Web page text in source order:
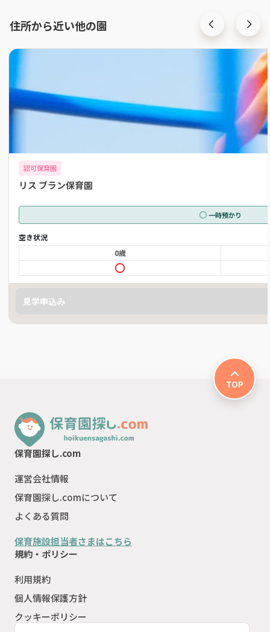
住所から近い他の園
認可保育園
リス ブラン保育園
一時預かり
空き状況
0歳
見学申込み
TOP
保育園探し.com
運営会社情報
保育園探し.comについて
よくある質問
保育施設担当者さまはこちら
規約・ポリシー
利用規約
個人情報保護方針
クッキーポリシー